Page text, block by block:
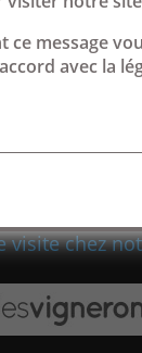
récents
visite chez
ce message
avec la